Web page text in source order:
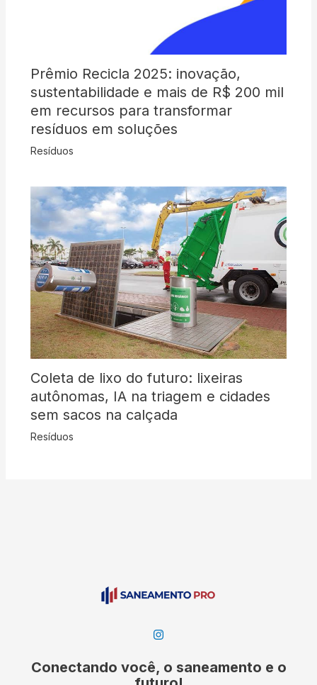
Prêmio Recicla 2025: inovação,
sustentabilidade e mais de R$ 200 mil
em recursos para transformar
resíduos em soluções
Resíduos
Coleta de lixo do futuro: lixeiras
autônomas, IA na triagem e cidades
sem sacos na calçada
Resíduos
Conectando você, o saneamento e o